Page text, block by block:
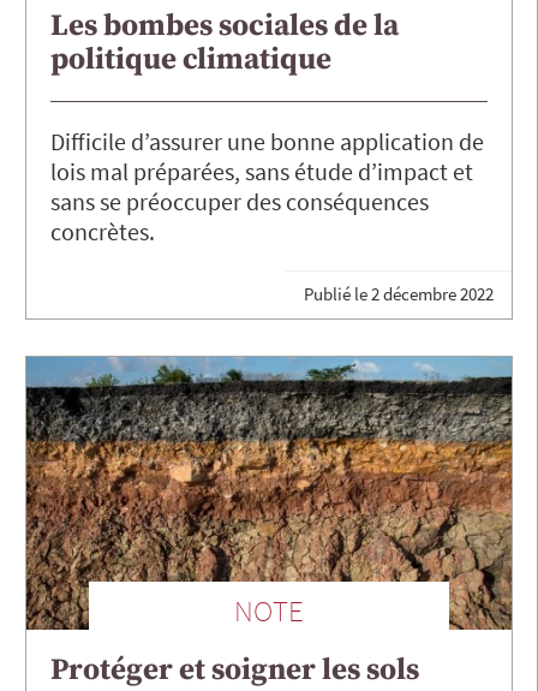
Les bombes sociales de la
politique climatique
Difficile d’assurer une bonne application de
lois mal préparées, sans étude d’impact et
sans se préoccuper des conséquences
concrètes.
Publié le2 décembre 2022
NOTE
Protéger et soigner les sols